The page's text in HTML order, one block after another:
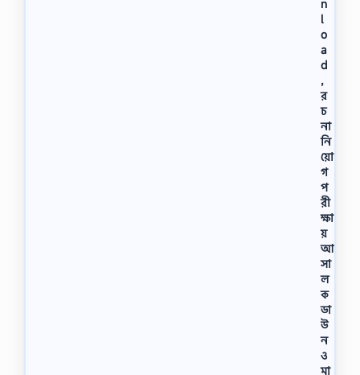
n
l
o
a
d
,
র
চ
না
নি
য়ো
গ
প
রী
ক্ষা
য়
আ
সা
ল
ক
ডা
উ
ন
ও
মা